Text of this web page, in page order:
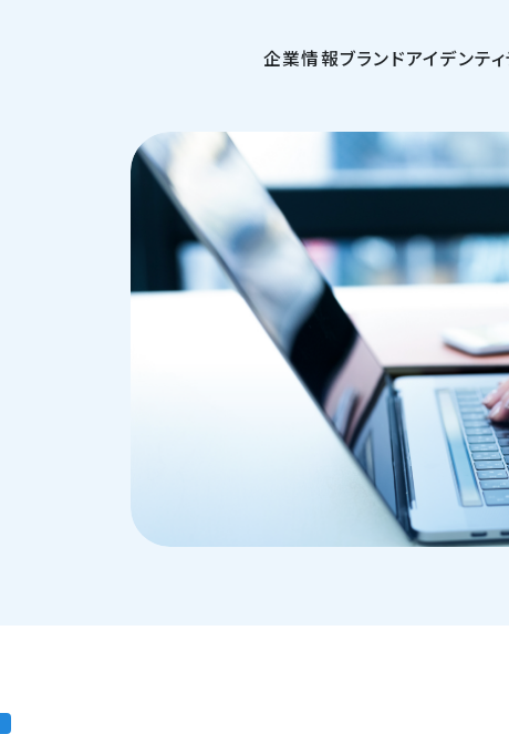
企業情報ブランドアイデンティ